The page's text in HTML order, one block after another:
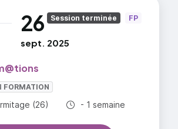
place les évaluations
26
sept. 2025
FORMATION
: (26) Durée totale :
- 1 semaine
Session terminée FP